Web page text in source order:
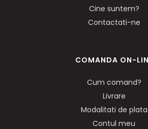
Cine suntem?
Contactati-ne
COMANDA ON-
Cum comand?
Livrare
Modalitati de plata
Contul meu